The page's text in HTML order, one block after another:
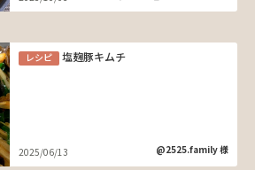
レシピ 塩麹豚キムチ
2025/06/13 @2525.family 様